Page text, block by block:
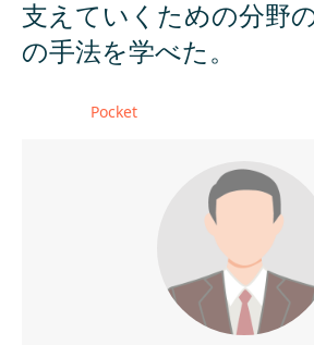
支えていくための分野
の手法を学べた。
Pocket